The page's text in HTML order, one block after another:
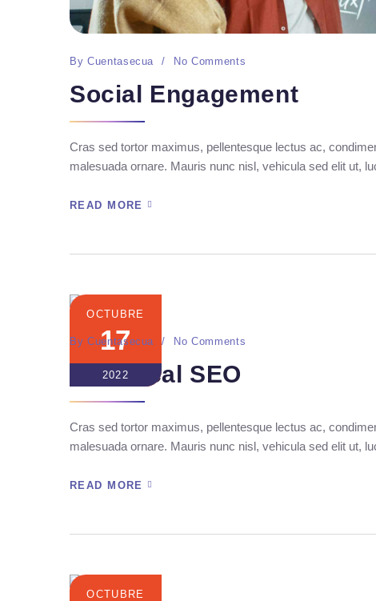
By Cuentasecua No Comments
Social Engagement
Cras sed tortor maximus, pellentesque lectus ac,
malesuada ornare. Mauris nunc nisl, vehicula sed elit ut,
READ MORE
OCTUBRE
17
2022
By Cuentasecua No Comments
Technical SEO
Cras sed tortor maximus, pellentesque lectus ac,
malesuada ornare. Mauris nunc nisl, vehicula sed elit ut,
READ MORE
OCTUBRE